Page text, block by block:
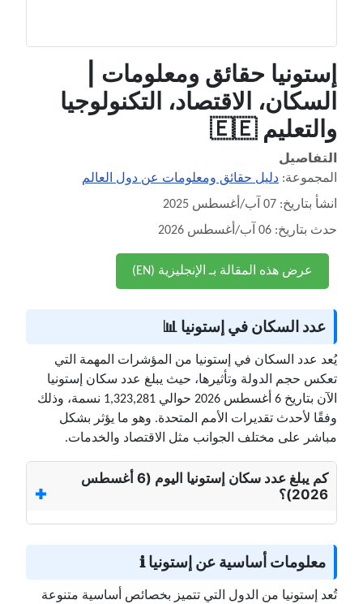
إستونيا حقائق ومعلومات |
السكان، الاقتصاد، التكنولوجيا
والتعليم 🇪🇪
التفاصيل
المجموعة: دليل حقائق ومعلومات عن دول العالم
انشأ بتاريخ: 07 آب/أغسطس 2025
حدث بتاريخ: 06 آب/أغسطس 2026
عرض هذه المقالة بـ الإنجليزية (EN)
عدد السكان في إستونيا 📊
يُعد عدد السكان في إستونيا من المؤشرات المهمة التي
تعكس حجم الدولة وتأثيرها، حيث يبلغ عدد سكان إستونيا
الآن بتاريخ 6 أغسطس 2026 حوالي 1,323,281 نسمة، وذلك
وفقًا لأحدث تقديرات الأمم المتحدة. وهو ما يؤثر بشكل
مباشر على مختلف الجوانب مثل الاقتصاد والخدمات.
كم يبلغ عدد سكان إستونيا اليوم (6 أغسطس
2026)؟
معلومات أساسية عن إستونيا ℹ️
تُعد إستونيا من الدول التي تتميز بخصائص أساسية متنوعة